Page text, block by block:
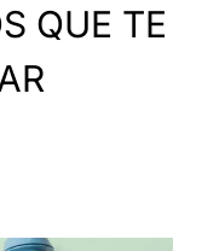
QUE TE